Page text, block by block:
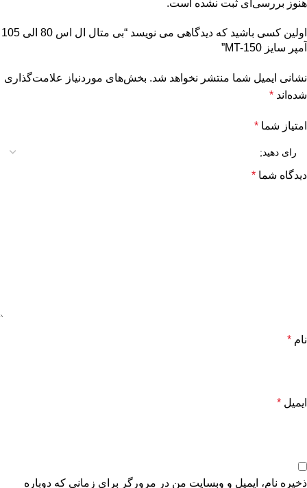
هنوز بررسی‌ای ثبت نشده است.
اولین کسی باشید که دیدگاهی می نویسد “بی متال ال اس 80 الی 105
آمپر سایز MT-150”
نشانی ایمیل شما منتشر نخواهد شد. بخش‌های موردنیاز علامت‌گذاری
شده‌اند *
امتیاز شما *
دیدگاه شما *
نام *
ایمیل *
ذخیره نام، ایمیل و وبسایت من در مرورگر برای زمانی که دوباره